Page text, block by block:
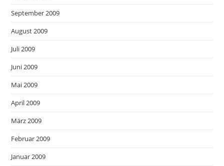
September 2009
August 2009
Juli 2009
Juni 2009
Mai 2009
April 2009
März 2009
Februar 2009
Januar 2009